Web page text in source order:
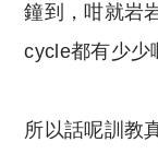
鐘到，咁就岩
cycle都有少少
所以話呢訓教